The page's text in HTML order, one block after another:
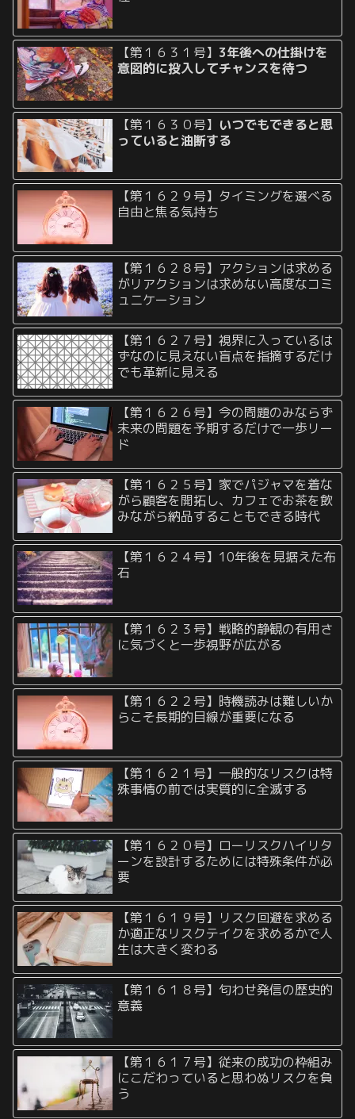
【第１６３１号】 3年後への仕掛けを
意図的に投入してチャンスを待つ
【第１６３０号】 いつでもできると思
っていると油断する
【第１６２９号】タイミングを選べる
自由と焦る気持ち
【第１６２８号】アクションは求める
がリアクションは求めない高度なコミ
ュニケーション
【第１６２７号】視界に入っているは
ずなのに見えない盲点を指摘するだけ
でも革新に見える
【第１６２６号】今の問題のみならず
未来の問題を予期するだけで一歩リー
ド
【第１６２５号】家でパジャマを着な
がら顧客を開拓し、カフェでお茶を飲
みながら納品することもできる時代
【第１６２４号】10年後を見据えた布
石
【第１６２３号】戦略的静観の有用さ
に気づくと一歩視野が広がる
【第１６２２号】時機読みは難しいか
らこそ長期的目線が重要になる
【第１６２１号】一般的なリスクは特
殊事情の前では実質的に全滅する
【第１６２０号】ローリスクハイリタ
ーンを設計するためには特殊条件が必
要
【第１６１９号】リスク回避を求める
か適正なリスクテイクを求めるかで人
生は大きく変わる
【第１６１８号】匂わせ発信の歴史的
意義
【第１６１７号】従来の成功の枠組み
にこだわっていると思わぬリスクを負
う